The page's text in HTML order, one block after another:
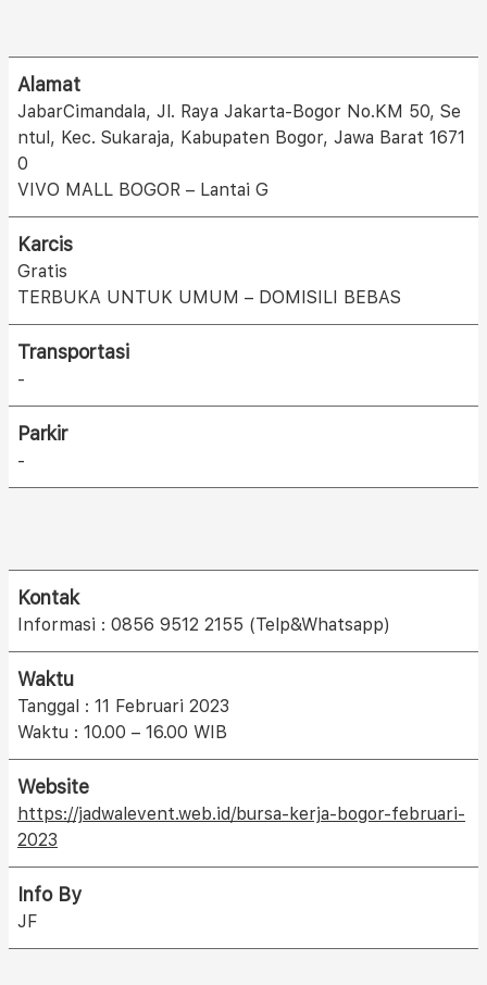
Alamat
JabarCimandala, Jl. Raya Jakarta-Bogor No.KM 50, Se
ntul, Kec. Sukaraja, Kabupaten Bogor, Jawa Barat 1671
0
VIVO MALL BOGOR – Lantai G
Karcis
Gratis
TERBUKA UNTUK UMUM – DOMISILI BEBAS
Transportasi
-
Parkir
-
Kontak
Informasi : 0856 9512 2155 (Telp&Whatsapp)
Waktu
Tanggal : 11 Februari 2023
Waktu : 10.00 – 16.00 WIB
Website
https://jadwalevent.web.id/bursa-kerja-bogor-februari-
2023
Info By
JF